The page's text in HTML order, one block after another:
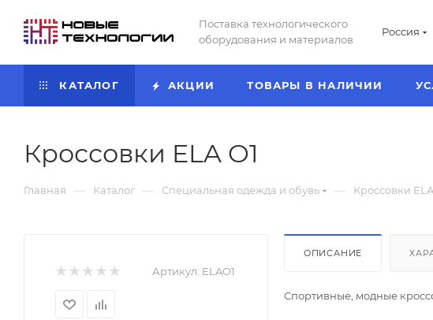
Поставка технологического
оборудования и материалов
Россия
КАТАЛОГ АКЦИИ ТОВАРЫ В НАЛИЧИИ
Кроссовки ELA O1
Главная — Каталог — Специальная одежда и обувь — Кроссовки ELA
Артикул: ELAO1
ОПИСАНИЕ
Спортивные, модные